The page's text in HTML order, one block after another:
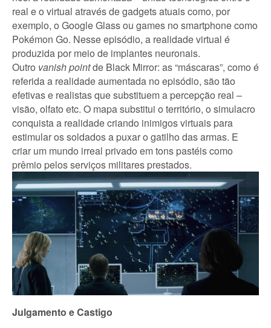
real e o virtual através de gadgets atuais como, por
exemplo, o Google Glass ou games no smartphone como
Pokémon Go. Nesse episódio, a realidade virtual é
produzida por meio de implantes neuronais.
Outro vanish pointde Black Mirror: as “máscaras”, como é
referida a realidade aumentada no episódio, são tão
efetivas e realistas que substituem a percepção real –
visão, olfato etc. O mapa substitui o território, o simulacro
conquista a realidade criando inimigos virtuais para
estimular os soldados a puxar o gatilho das armas. E
criar um mundo irreal privado em tons pastéis como
prêmio pelos serviços militares prestados.
Julgamento e Castigo